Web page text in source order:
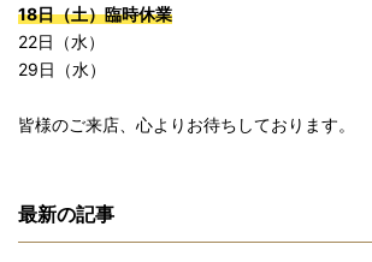
18日（土）臨時休業
22日（水）
29日（水）
皆様のご来店、心よりお待ちしております。
最新の記事